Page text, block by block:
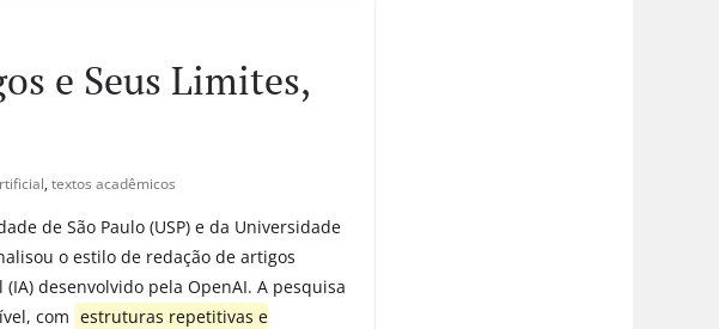
e Seus Limites,
,textos acadêmicos
de São Paulo (USP) e da Universidade
o estilo de redação de artigos
desenvolvido pela OpenAI. A pesquisa
com estruturas repetitivas e